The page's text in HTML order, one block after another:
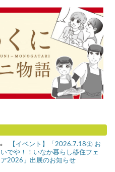
【イベント】「2026.7.18㊏ お
いでや！！いなか暮らし移住フェ
ア2026」出展のお知らせ